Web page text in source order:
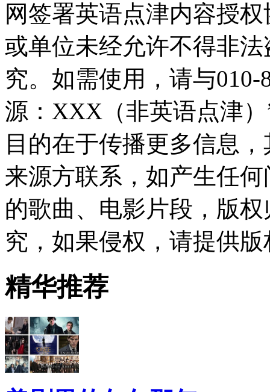
网签署英语点津内容授
或单位未经允许不得非
究。如需使用，请与010-
源：XXX（非英语点津
目的在于传播更多信息
来源方联系，如产生任
的歌曲、电影片段，版
究，如果侵权，请提供
精华推荐